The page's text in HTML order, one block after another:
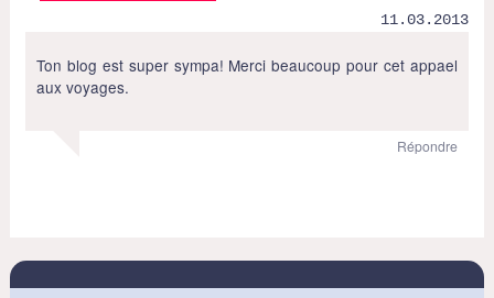
11.03.2013
Ton blog est super sympa! Merci beaucoup pour cet appael
aux voyages.
Répondre